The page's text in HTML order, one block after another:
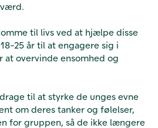
til livs ved at hjælpe disse
25 år til at engagere sig i
overvinde ensomhed og
til at styrke de unges evne
om deres tanker og følelser,
for gruppen, så de ikke længere